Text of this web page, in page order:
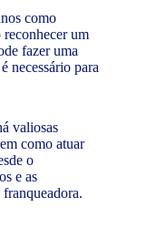
como
um
fazer uma
necessário para
valiosas
como atuar
o
e as